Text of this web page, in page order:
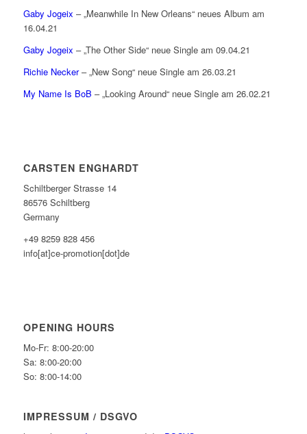
Gaby Jogeix – „Meanwhile In New Orleans“ neues Album am
16.04.21
Gaby Jogeix – „The Other Side“ neue Single am 09.04.21
Richie Necker– „New Song“ neue Single am 26.03.21
My Name Is BoB – „Looking Around“ neue Single am 26.02.21
CARSTEN ENGHARDT
Schiltberger Strasse 14
86576 Schiltberg
Germany
+49 8259 828 456
info[at]ce-promotion[dot]de
OPENING HOURS
Mo-Fr: 8:00-20:00
Sa: 8:00-20:00
So: 8:00-14:00
IMPRESSUM / DSGVO